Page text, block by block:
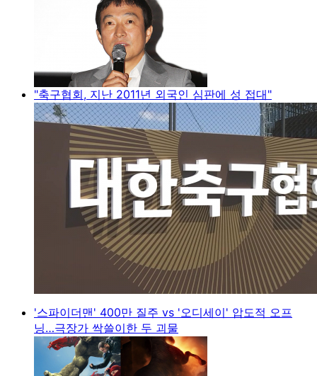
"축구협회, 지난 2011년 외국인 심판에 성 접대"
'스파이더맨' 400만 질주 vs '오디세이' 압도적 오프
닝…극장가 싹쓸이한 두 괴물